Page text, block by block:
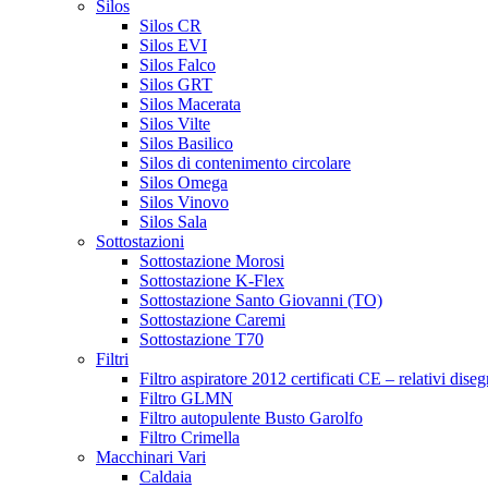
Silos
Silos CR
Silos EVI
Silos Falco
Silos GRT
Silos Macerata
Silos Vilte
Silos Basilico
Silos di contenimento circolare
Silos Omega
Silos Vinovo
Silos Sala
Sottostazioni
Sottostazione Morosi
Sottostazione K-Flex
Sottostazione Santo Giovanni (TO)
Sottostazione Caremi
Sottostazione T70
Filtri
Filtro aspiratore 2012 certificati CE – relativi
Filtro GLMN
Filtro autopulente Busto Garolfo
Filtro Crimella
Macchinari Vari
Caldaia